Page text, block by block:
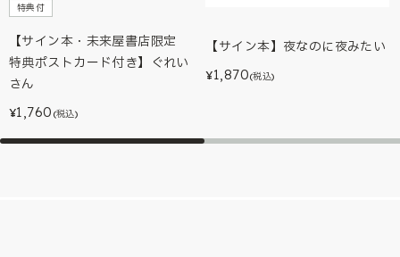
特典付
【サイン本・未来屋書店限定
特典ポストカード付き】ぐれい
さん
¥1,760 (税込)
【サイン本】夜なのに夜みたい
¥1,870(税込)